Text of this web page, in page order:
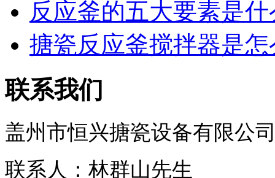
反应釜的五大要素是
搪瓷反应釜搅拌器是怎
联系我们
盖州市恒兴搪瓷设备有限公
联系人 ： 林群山先生